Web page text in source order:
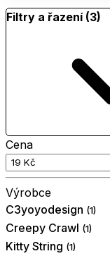
Filtry a řazení (3)
Cena
Výrobce
C3yoyodesign (1)
Creepy Crawl (1)
Kitty String (1)